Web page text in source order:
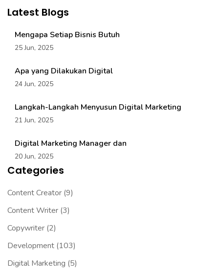
Latest Blogs
Mengapa Setiap Bisnis Butuh
25 Jun, 2025
Apa yang Dilakukan Digital
24 Jun, 2025
Langkah-Langkah Menyusun Digital Marketing
21 Jun, 2025
Digital Marketing Manager dan
20 Jun, 2025
Categories
Content Creator (9)
Content Writer (3)
Copywriter (2)
Development (103)
Digital Marketing (5)